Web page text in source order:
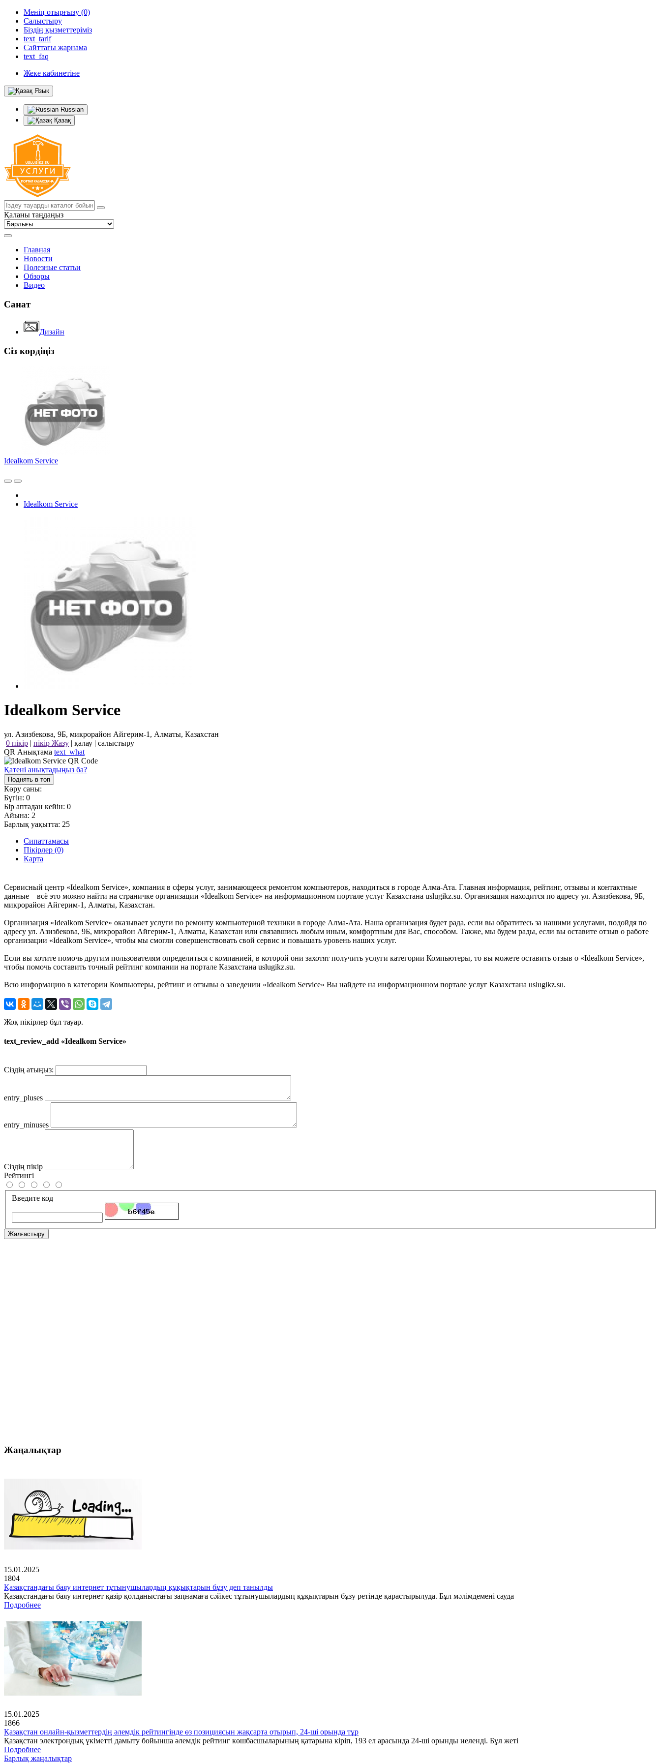
Менің отырғызу (0)
Салыстыру
Біздің қызметтеріміз
text_tarif
Сайттағы жарнама
text_faq
Жеке кабинетіне
Язык
Russian
Қазақ
Қаланы таңдаңыз
Главная
Новости
Полезные статьи
Обзоры
Видео
Санат
Дизайн
Сіз көрдіңіз
Idealkom Service
Idealkom Service
Idealkom Service
ул. Азизбекова, 9Б, микрорайон Айгерим-1, Алматы, Казахстан
0 пікір | пікір Жазу | қалау | салыстыру
QR Анықтама text_what
Қатені анықтадыңыз ба?
Поднять в топ
Көру саны:
Бүгін: 0
Бір аптадан кейін: 0
Айына: 2
Барлық уақытта: 25
Сипаттамасы
Пікірлер (0)
Карта
Сервисный центр «Idealkom Service», компания в сферы услуг, занимающееся ремонтом компьютеров, находиться в городе Алма-Ата. Главная информация, рейтинг, отзывы и контактные
данные – всё это можно найти на страничке организации «Idealkom Service» на информационном портале услуг Казахстана uslugikz.su. Организация находится по адресу ул. Азизбекова, 9Б,
микрорайон Айгерим-1, Алматы, Казахстан.
Организация «Idealkom Service» оказывает услуги по ремонту компьютерной техники в городе Алма-Ата. Наша организация будет рада, если вы обратитесь за нашими услугами, подойдя по
адресу ул. Азизбекова, 9Б, микрорайон Айгерим-1, Алматы, Казахстан или связавшись любым иным, комфортным для Вас, способом. Также, мы будем рады, если вы оставите отзыв о работе
организации «Idealkom Service», чтобы мы смогли совершенствовать свой сервис и повышать уровень наших услуг.
Если вы хотите помочь другим пользователям определиться с компанией, в которой они захотят получить услуги категории Компьютеры, то вы можете оставить отзыв о «Idealkom Service»,
чтобы помочь составить точный рейтинг компании на портале Казахстана uslugikz.su.
Всю информацию в категории Компьютеры, рейтинг и отзывы о заведении «Idealkom Service» Вы найдете на информационном портале услуг Казахстана uslugikz.su.
Жоқ пікірлер бұл тауар.
text_review_add «Idealkom Service»
Сіздің атыңыз:
entry_pluses
entry_minuses
Сіздің пікір
Рейтингі
Введите код
Жалғастыру
Жаңалықтар
15.01.2025
1804
Қазақстандағы баяу интернет тұтынушылардың құқықтарын бұзу деп танылды
Қазақстандағы баяу интернет қазір қолданыстағы заңнамаға сәйкес тұтынушылардың құқықтарын бұзу ретінде қарастырылуда. Бұл мәлімдемені сауда
Подробнее
15.01.2025
1866
Қазақстан онлайн-қызметтердің әлемдік рейтингінде өз позициясын жақсарта отырып, 24-ші орында тұр
Қазақстан электрондық үкіметті дамыту бойынша әлемдік рейтинг көшбасшыларының қатарына кіріп, 193 ел арасында 24-ші орынды иеленді. Бұл жеті
Подробнее
Барлық жаңалықтар